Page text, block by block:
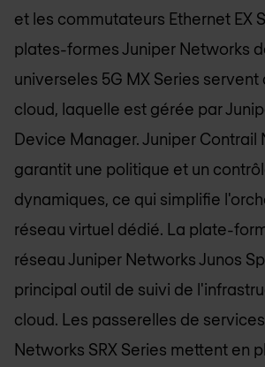
et les commutateurs Ethernet EX
plates-formes Juniper Networks
universeles 5G MX Series
cloud, laquelle est gérée par
Device Manager. Juniper Contrail
garantit une politique et un
dynamiques, ce qui simplifie
réseau virtuel dédié. La plate-
réseau Juniper Networks Junos
principal outil de suivi de
cloud. Les passerelles de
Networks SRX Series mettent en